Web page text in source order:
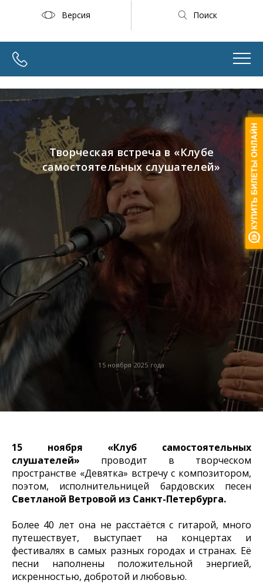
Версия Поиск
15 ноября 2025 года
Творческая встреча в «Клубе
самостоятельных слушателей»
15 ноября
«Клуб самостоятельных
слушателей» проводит в творческом
пространстве «Девятка» встречу с композитором,
поэтом, исполнительницей бардовских песен
Светланой Ветровой из Санкт-Петербурга.
Более 40 лет она не расстаётся с гитарой, много
путешествует, выступает на концертах и
фестивалях в самых разных городах и странах. Её
песни наполнены положительной энергией,
искренностью, добротой и любовью.